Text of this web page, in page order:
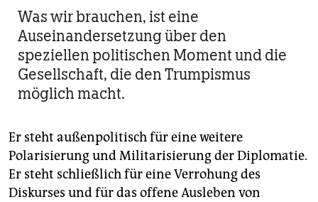
Was wir brauchen, ist eine
Auseinandersetzung über den
speziellen politischen Moment und die
Gesellschaft, die den Trumpismus
möglich macht.
Er steht außenpolitisch für eine weitere
Polarisierung und Militarisierung der Diplomatie.
Er steht schließlich für eine Verrohung des
Diskurses und für das offene Ausleben von